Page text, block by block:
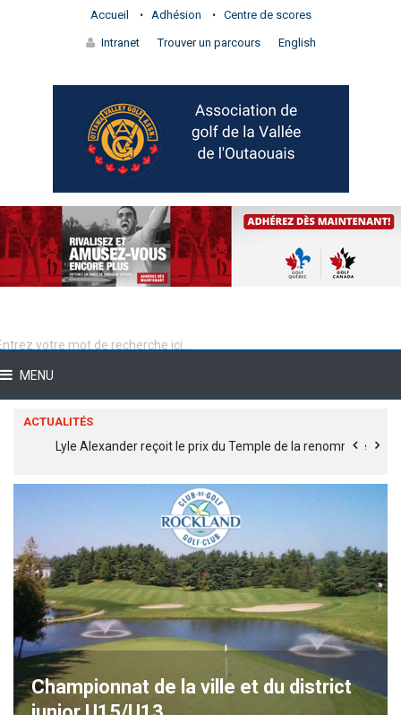
Accueil Adhésion Centre de scores
Intranet Trouver un parcours English
MENU
ACTUALITÉS
Lyle Alexander reçoit le prix du Temple de la renommée
Championnat de la ville et du district